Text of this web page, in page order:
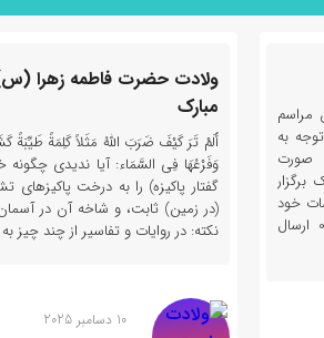
مراسم
توجه به
صورت
خود
را به همراه شماره تماس به شماره 09135910592 ارسال
ولادت حضرت فاطمه زهرا (س)
مبارک
أَلَمْ تَرَ کَیْفَ ضَرَبَ اللّهُ مَثَلاً کَلِمَةً طَیِّبَةً
وَفَرْعُهَا فِی السَّمَاء: آیا ندیدی چگونه
گفتار پاکیزه) را به درخت پاکیزه­ای
نکته: در روایات و تفاسیر از چند چیز
10 دسامبر 2025